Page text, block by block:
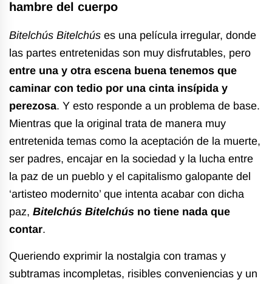
hambre del cuerpo
Bitelchús Bitelchús es una película irregular, donde
las partes entretenidas son muy disfrutables, pero
entre una y otra escena buena tenemos que
caminar con tedio por una cinta insípida y
perezosa. Y esto responde a un problema de base.
Mientras que la original trata de manera muy
entretenida temas como la aceptación de la muerte,
ser padres, encajar en la sociedad y la lucha entre
la paz de un pueblo y el capitalismo galopante del
‘artisteo modernito’ que intenta acabar con dicha
paz, Bitelchús Bitelchús no tiene nada que
contar.
Queriendo exprimir la nostalgia con tramas y
subtramas incompletas, risibles conveniencias y un